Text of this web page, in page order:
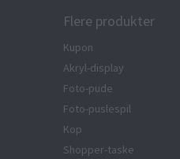
Flere produkter
Kupon
Akryl-display
Foto-pude
Foto-puslespil
Kop
Shopper-taske